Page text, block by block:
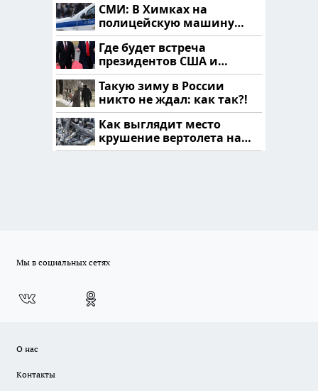
СМИ: В Химках на
полицейскую машину
напали и подожгли.
Где будет встреча
президентов США и
России: Европа?
Такую зиму в России
никто не ждал: как так?!
Как выглядит место
крушение вертолета на
Кавказе: смотреть
Мы в социальных сетях
О нас
Контакты